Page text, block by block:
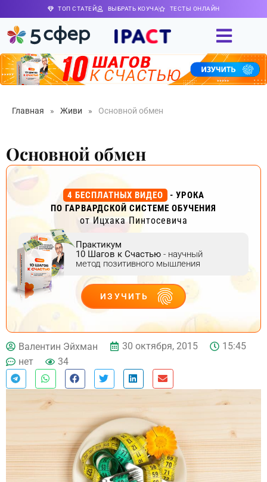
ТОП СТАТЕЙ ВЫБРАТЬ КОУЧА ТЕСТЫ ОНЛАЙН
Главная » Живи » ​Основной обмен
​Основной обмен
4 БЕСПЛАТНЫХ ВИДЕО
- УРОКА
ПО ГАРВАРДСКОЙ СИСТЕМЕ ОБУЧЕНИЯ
от Ицхака Пинтосевича
Практикум
10 Шагов к Счастью - научный
метод позитивного мышления
ИЗУЧИТЬ
ДЕЙСТВУЙ
Валентин Эйхман 30 октября, 2015
15:45
нет
34